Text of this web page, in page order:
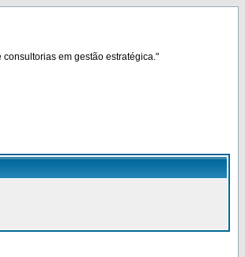
em gestão estratégica."